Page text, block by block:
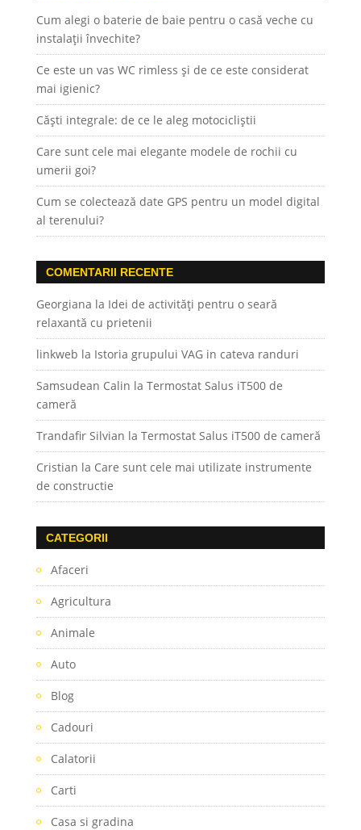
Cum alegi o baterie de baie pentru o casă veche cu
instalații învechite?
Ce este un vas WC rimless și de ce este considerat
mai igienic?
Căști integrale: de ce le aleg motocicliștii
Care sunt cele mai elegante modele de rochii cu
umerii goi?
Cum se colectează date GPS pentru un model digital
al terenului?
COMENTARII RECENTE
Georgiana la Idei de activități pentru o seară
relaxantă cu prietenii
linkweb la Istoria grupului VAG in cateva randuri
Samsudean Calin la Termostat Salus iT500 de
cameră
Trandafir Silvian la Termostat Salus iT500 de cameră
Cristian la Care sunt cele mai utilizate instrumente
de constructie
CATEGORII
Afaceri
Agricultura
Animale
Auto
Blog
Cadouri
Calatorii
Carti
Casa si gradina